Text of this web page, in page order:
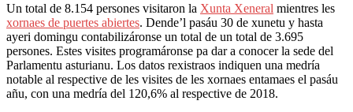
Un total de 8.154 persones visitaron la Xunta Xeneral mientres les
xornaes de puertes abiertes. Dende’l pasáu 30 de xunetu y hasta
ayeri domingu contabilizáronse un total de un total de 3.695
persones. Estes visites programáronse pa dar a conocer la sede del
Parlamentu asturianu. Los datos rexistraos indiquen una medría
notable al respective de les visites de les xornaes entamaes el pasáu
añu, con una medría del 120,6% al respective de 2018.